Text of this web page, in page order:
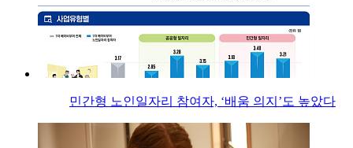
민간형 노인일자리 참여자, ‘배움 의지’도 높았다